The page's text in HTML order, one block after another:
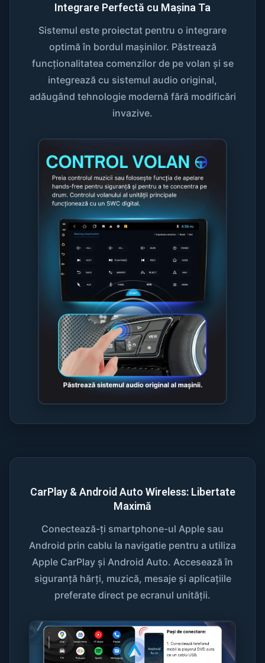
Integrare Perfectă cu Mașina Ta
Sistemul este proiectat pentru o integrare
optimă în bordul mașinilor. Păstrează
funcționalitatea comenzilor de pe volan și se
integrează cu sistemul audio original,
adăugând tehnologie modernă fără modificări
invazive.
CarPlay & Android Auto Wireless: Libertate
Maximă
Conectează-ți smartphone-ul Apple sau
Android prin cablu la navigatie pentru a utiliza
Apple CarPlay și Android Auto. Accesează în
siguranță hărți, muzică, mesaje și aplicațiile
preferate direct pe ecranul unității.